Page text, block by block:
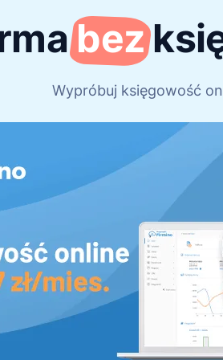
bez
Wypróbuj księgowość